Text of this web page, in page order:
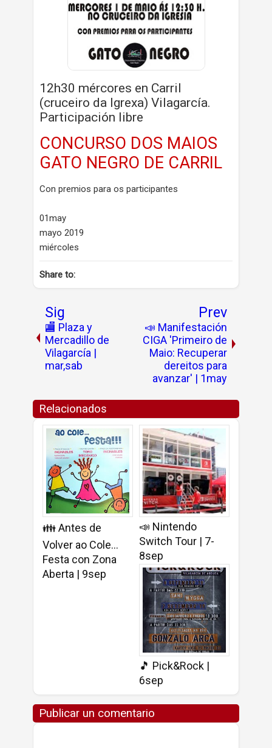
12h30 mércores en Carril
(cruceiro da Igrexa) Vilagarcía.
Participación libre
CONCURSO DOS MAIOS
GATO NEGRO DE CARRIL
Con premios para os participantes
01may
mayo 2019
miércoles
Share to:
Sig
🏬 Plaza y
Mercadillo de
Vilagarcía |
mar,sab
Prev
📣 Manifestación
CIGA 'Primeiro de
Maio: Recuperar
dereitos para
avanzar' | 1may
Relacionados
👪 Antes de
Volver ao Cole...
Festa con Zona
Aberta | 9sep
📣 Nintendo
Switch Tour | 7-
8sep
🎵 Pick&Rock |
6sep
Publicar un comentario